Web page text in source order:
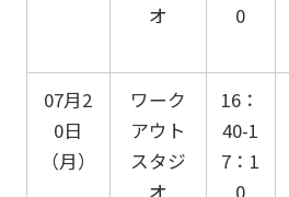
オ
0
07月2
0日
（月）
ワーク
アウト
スタジ
オ
16：
40-1
7：1
0